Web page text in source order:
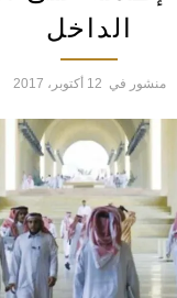
الداخل
منشور في 12 أكتوبر، 2017